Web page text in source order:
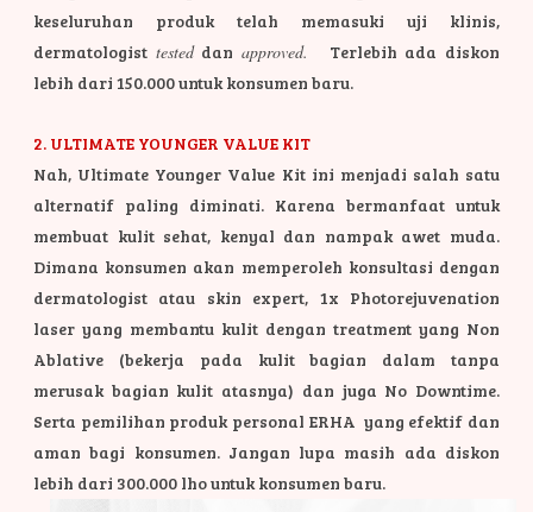
keseluruhan produk telah memasuki uji klinis,
dermatologist testeddanapproved. Terlebih ada diskon
lebih dari 150.000 untuk konsumen baru.
2. ULTIMATE YOUNGER VALUE KIT
Nah, Ultimate Younger Value Kit ini menjadi salah satu
alternatif paling diminati. Karena bermanfaat untuk
membuat kulit sehat, kenyal dan nampak awet muda.
Dimana konsumen akan memperoleh konsultasi dengan
dermatologist atau skin expert, 1x Photorejuvenation
laser yang membantu kulit dengan treatment yang Non
Ablative (bekerja pada kulit bagian dalam tanpa
merusak bagian kulit atasnya) dan juga No Downtime.
Serta pemilihan produk personal ERHA yang efektif dan
aman bagi konsumen. Jangan lupa masih ada diskon
lebih dari 300.000 lho untuk konsumen baru.